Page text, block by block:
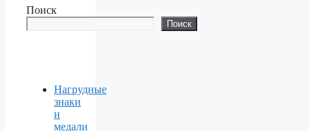
Поиск
Поиск
Нагрудные
знаки
и
медали